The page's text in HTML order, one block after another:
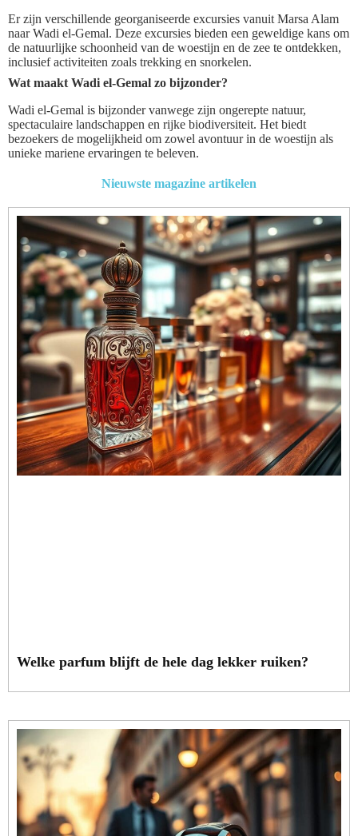
Er zijn verschillende georganiseerde excursies vanuit Marsa Alam
naar Wadi el-Gemal. Deze excursies bieden een geweldige kans om
de natuurlijke schoonheid van de woestijn en de zee te ontdekken,
inclusief activiteiten zoals trekking en snorkelen.
Wat maakt Wadi el-Gemal zo bijzonder?
Wadi el-Gemal is bijzonder vanwege zijn ongerepte natuur,
spectaculaire landschappen en rijke biodiversiteit. Het biedt
bezoekers de mogelijkheid om zowel avontuur in de woestijn als
unieke mariene ervaringen te beleven.
Nieuwste magazine artikelen
Welke parfum blijft de hele dag lekker ruiken?